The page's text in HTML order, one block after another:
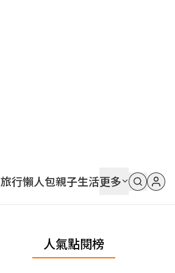
旅行懶人包親子生活更多
人氣點閱榜